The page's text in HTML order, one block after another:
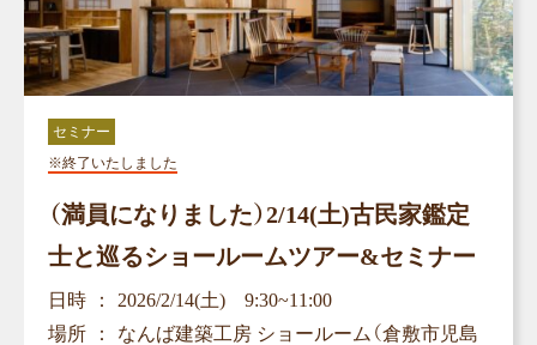
セミナー
※終了いたしました
（満員になりました）2/14(土)古民家鑑定
士と巡るショールームツアー&セミナー
日時
2026/2/14(土) 9:30~11:00
場所
なんば建築工房 ショールーム（倉敷市児島